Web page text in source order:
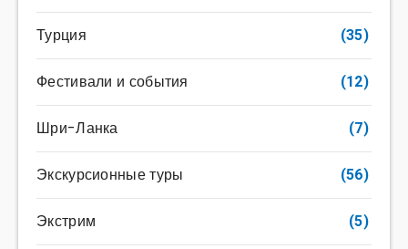
Турция (35)
Фестивали и события (12)
Шри-Ланка (7)
Экскурсионные туры (56)
Экстрим (5)